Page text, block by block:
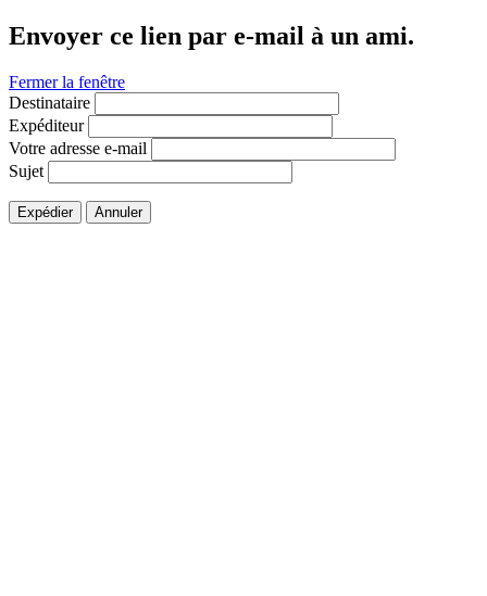
Envoyer ce lien par e-mail à un ami.
Fermer la fenêtre
Destinataire
Expéditeur
Votre adresse e-mail
Sujet
Expédier Annuler